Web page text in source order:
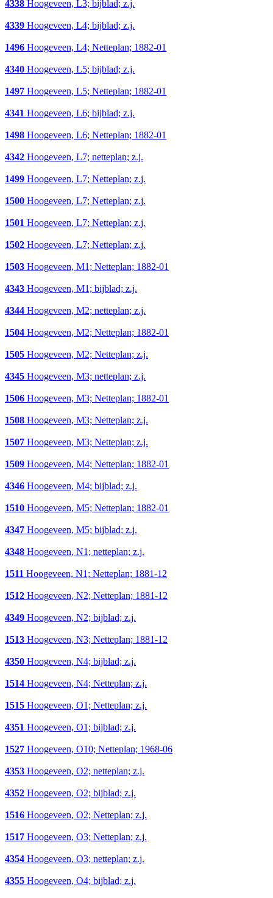
4338 Hoogeveen, L3; bijblad; z.j.
4339 Hoogeveen, L4; bijblad; z.j.
1496 Hoogeveen, L4; Netteplan; 1882-01
4340 Hoogeveen, L5; bijblad; z.j.
1497 Hoogeveen, L5; Netteplan; 1882-01
4341 Hoogeveen, L6; bijblad; z.j.
1498 Hoogeveen, L6; Netteplan; 1882-01
4342 Hoogeveen, L7; netteplan; z.j.
1499 Hoogeveen, L7; Netteplan; z.j.
1500 Hoogeveen, L7; Netteplan; z.j.
1501 Hoogeveen, L7; Netteplan; z.j.
1502 Hoogeveen, L7; Netteplan; z.j.
1503 Hoogeveen, M1; Netteplan; 1882-01
4343 Hoogeveen, M1; bijblad; z.j.
4344 Hoogeveen, M2; netteplan; z.j.
1504 Hoogeveen, M2; Netteplan; 1882-01
1505 Hoogeveen, M2; Netteplan; z.j.
4345 Hoogeveen, M3; netteplan; z.j.
1506 Hoogeveen, M3; Netteplan; 1882-01
1508 Hoogeveen, M3; Netteplan; z.j.
1507 Hoogeveen, M3; Netteplan; z.j.
1509 Hoogeveen, M4; Netteplan; 1882-01
4346 Hoogeveen, M4; bijblad; z.j.
1510 Hoogeveen, M5; Netteplan; 1882-01
4347 Hoogeveen, M5; bijblad; z.j.
4348 Hoogeveen, N1; netteplan; z.j.
1511 Hoogeveen, N1; Netteplan; 1881-12
1512 Hoogeveen, N2; Netteplan; 1881-12
4349 Hoogeveen, N2; bijblad; z.j.
1513 Hoogeveen, N3; Netteplan; 1881-12
4350 Hoogeveen, N4; bijblad; z.j.
1514 Hoogeveen, N4; Netteplan; z.j.
1515 Hoogeveen, O1; Netteplan; z.j.
4351 Hoogeveen, O1; bijblad; z.j.
1527 Hoogeveen, O10; Netteplan; 1968-06
4353 Hoogeveen, O2; netteplan; z.j.
4352 Hoogeveen, O2; bijblad; z.j.
1516 Hoogeveen, O2; Netteplan; z.j.
1517 Hoogeveen, O3; Netteplan; z.j.
4354 Hoogeveen, O3; netteplan; z.j.
4355 Hoogeveen, O4; bijblad; z.j.